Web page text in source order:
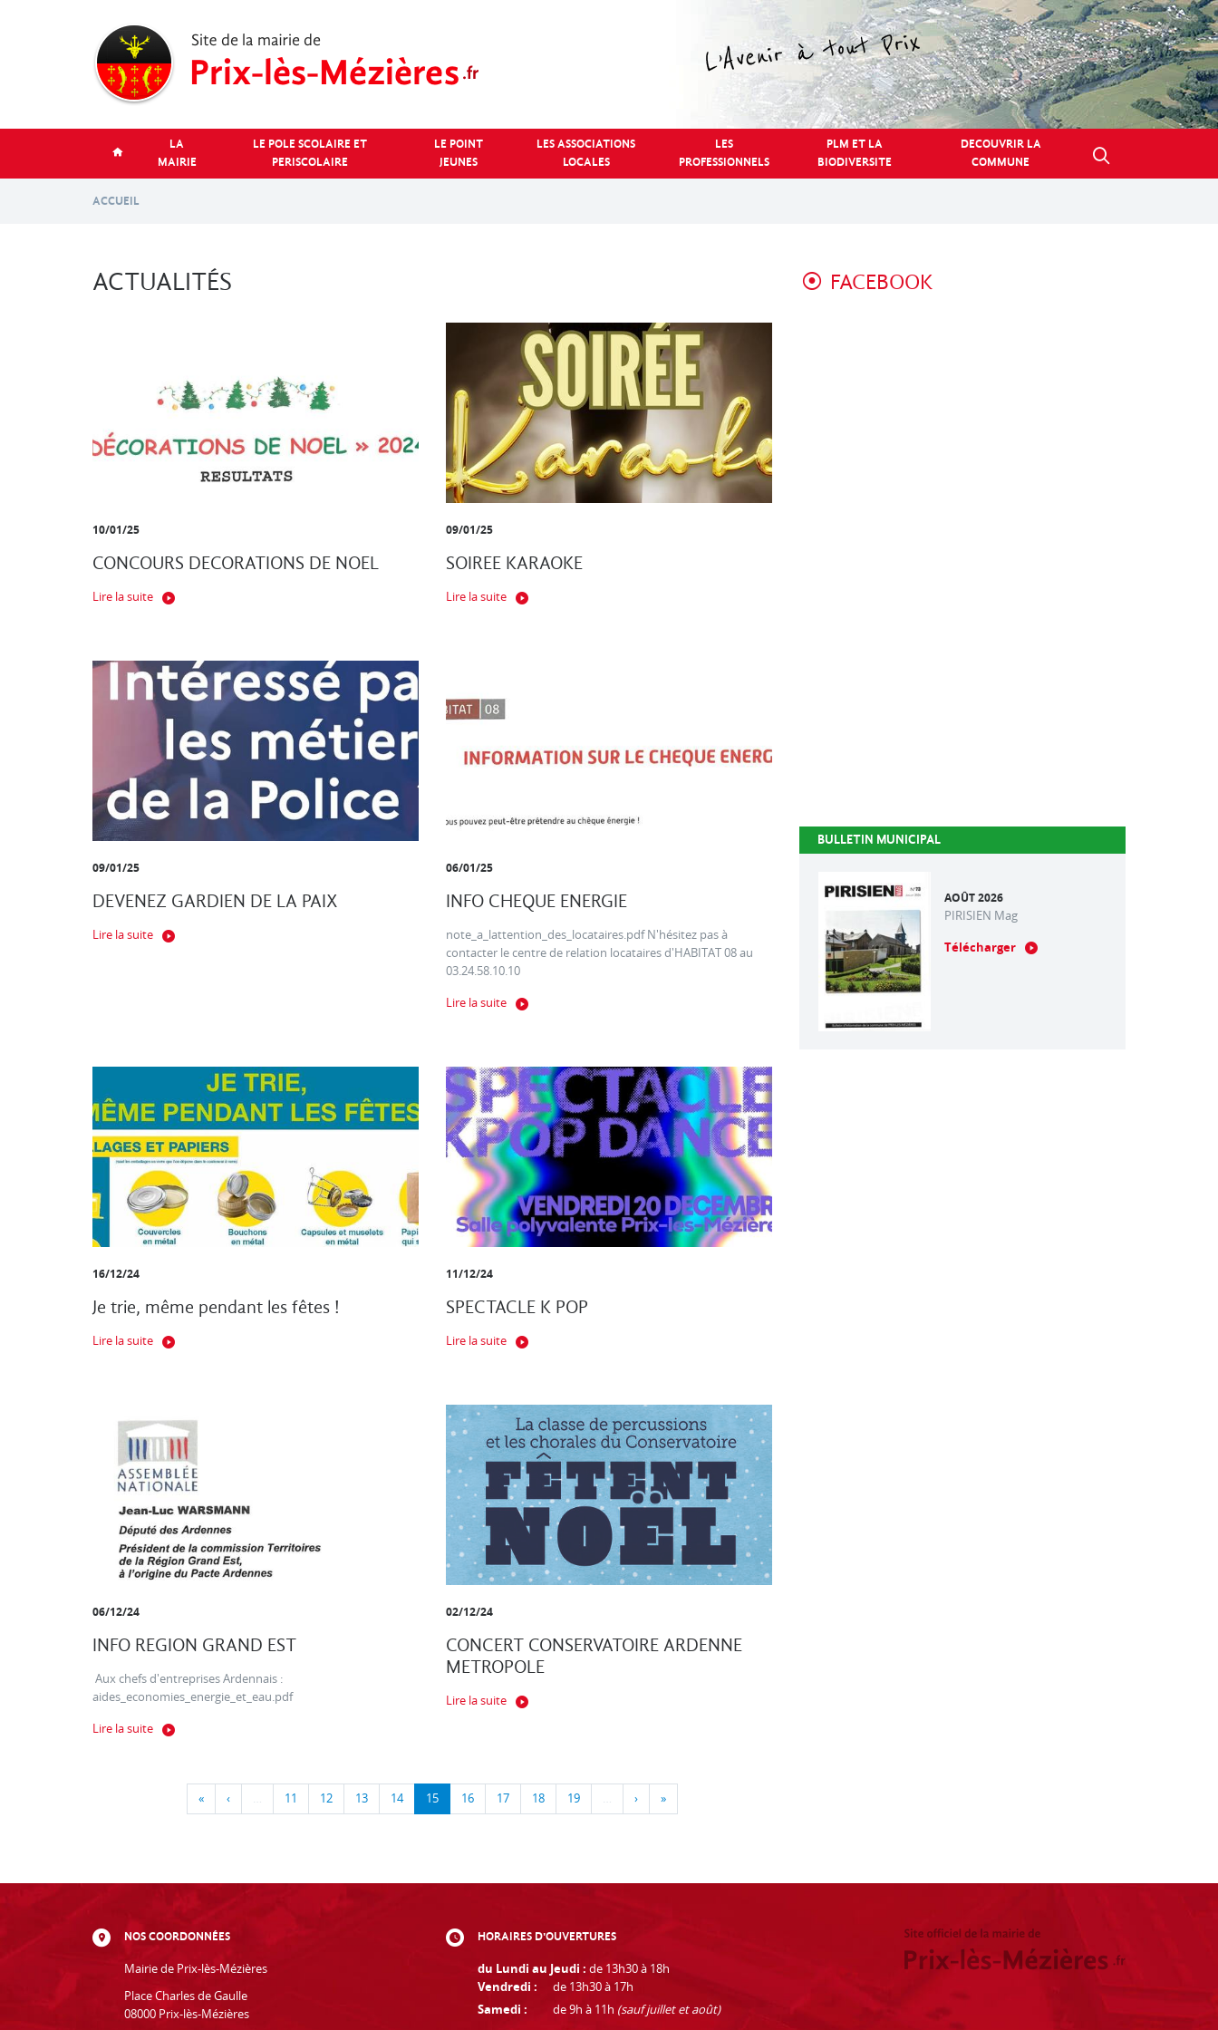
LA
MAIRIE
LE POLE SCOLAIRE ET
PERISCOLAIRE
LE POINT
JEUNES
LES ASSOCIATIONS
LOCALES
LES
PROFESSIONNELS
PLM ET LA
BIODIVERSITE
DECOUVRIR LA
COMMUNE
ACCUEIL
ACTUALITÉS
10/01/25
CONCOURS DECORATIONS DE NOEL
Lire la suite
09/01/25
SOIREE KARAOKE
Lire la suite
09/01/25
DEVENEZ GARDIEN DE LA PAIX
Lire la suite
06/01/25
INFO CHEQUE ENERGIE
note_a_lattention_des_locataires.pdf N'hésitez pas à
contacter le centre de relation locataires d'HABITAT 08 au
03.24.58.10.10
Lire la suite
16/12/24
Je trie, même pendant les fêtes !
Lire la suite
11/12/24
SPECTACLE K POP
Lire la suite
06/12/24
INFO REGION GRAND EST
Aux chefs d'entreprises Ardennais :
aides_economies_energie_et_eau.pdf
Lire la suite
02/12/24
CONCERT CONSERVATOIRE ARDENNE
METROPOLE
Lire la suite
« ‹ … 11 12 13 14 15 16 17 18 19 … › »
FACEBOOK
BULLETIN MUNICIPAL
AOÛT 2026
PIRISIEN Mag
Télécharger
NOS COORDONNÉES
Mairie de Prix-lès-Mézières
Place Charles de Gaulle
08000 Prix-lès-Mézières
HORAIRES D'OUVERTURES
du Lundi au Jeudi : de 13h30 à 18h
Vendredi :
de 13h30 à 17h
Samedi :
de 9h à 11h (sauf juillet et août)